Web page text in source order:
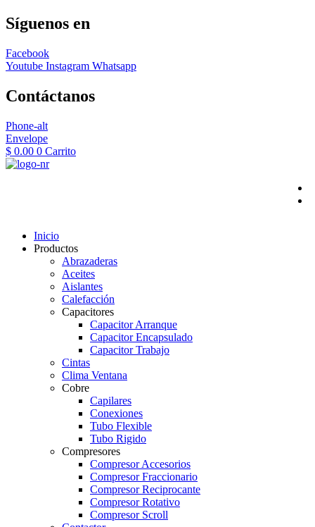
Síguenos en
Facebook
Youtube Instagram Whatsapp
Contáctanos
Phone-alt
Envelope
$ 0.00 0 Carrito
Inicio
Productos
Abrazaderas
Aceites
Aislantes
Calefacción
Capacitores
Capacitor Arranque
Capacitor Encapsulado
Capacitor Trabajo
Cintas
Clima Ventana
Cobre
Capilares
Conexiones
Tubo Flexible
Tubo Rigido
Compresores
Compresor Accesorios
Compresor Fraccionario
Compresor Reciprocante
Compresor Rotativo
Compresor Scroll